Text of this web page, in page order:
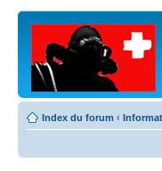
Index du forum ‹